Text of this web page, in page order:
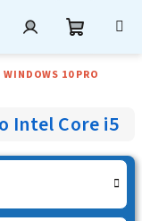
10 PRO
Intel Core i5